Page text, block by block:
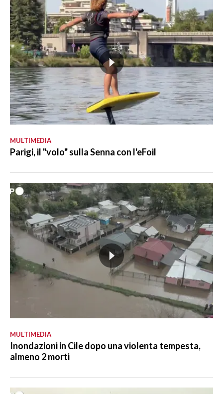
MULTIMEDIA
Parigi, il "volo" sulla Senna con l'eFoil
MULTIMEDIA
Inondazioni in Cile dopo una violenta tempesta,
almeno 2 morti